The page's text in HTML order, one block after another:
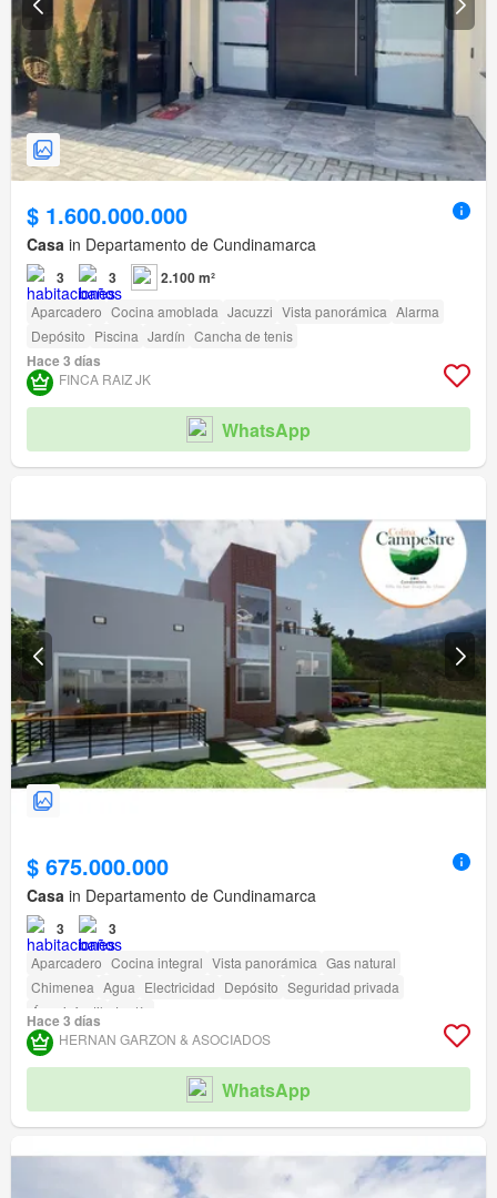
$ 1.600.000.000
Casa in Departamento de Cundinamarca
3 3 2.100 m²
Aparcadero Cocina amoblada Jacuzzi Vista panorámica Alarma
Depósito Piscina Jardín Cancha de tenis
Hace 3 días
FINCA RAIZ JK
WhatsApp
$ 675.000.000
Casa in Departamento de Cundinamarca
3 3
Aparcadero Cocina integral Vista panorámica Gas natural
Chimenea Agua Electricidad Depósito Seguridad privada
Área infantil
Jardín
Hace 3 días
HERNAN GARZON & ASOCIADOS
WhatsApp